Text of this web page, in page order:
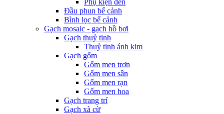
Phụ kiện đèn
Đầu phun bể cảnh
Bình lọc bể cảnh
Gạch mosaic - gạch hồ bơi
Gạch thuỷ tinh
Thuỷ tinh ánh kim
Gạch gốm
Gốm men trơn
Gốm men sần
Gốm men rạn
Gốm men hoa
Gạch trang trí
Gạch xà cừ